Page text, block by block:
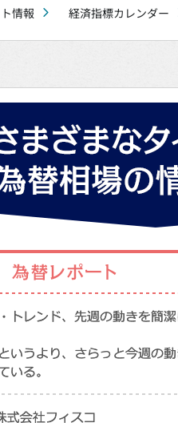
情報 経済指標カレンダー